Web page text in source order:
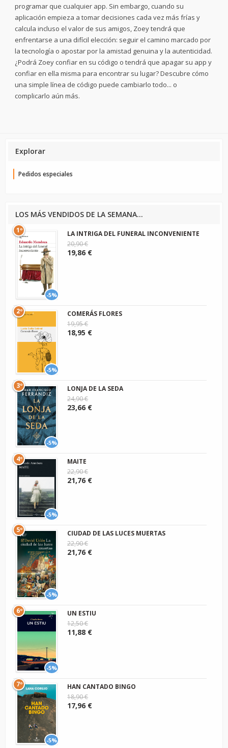
programar que cualquier app. Sin embargo, cuando su
aplicación empieza a tomar decisiones cada vez más frías y
calcula incluso el valor de sus amigos, Zoey tendrá que
enfrentarse a una difícil elección: seguir el camino marcado por
la tecnología o apostar por la amistad genuina y la autenticidad.
¿Podrá Zoey confiar en su código o tendrá que apagar su app y
confiar en ella misma para encontrar su lugar? Descubre cómo
una simple línea de código puede cambiarlo todo... o
complicarlo aún más.
Explorar
Pedidos especiales
LOS MÁS VENDIDOS DE LA SEMANA...
-5%
1º
LA INTRIGA DEL FUNERAL INCONVENIENTE
20,90 €
19,86 €
-5%
2º
COMERÁS FLORES
19,95 €
18,95 €
-5%
3º
LONJA DE LA SEDA
24,90 €
23,66 €
-5%
4º
MAITE
22,90 €
21,76 €
-5%
5º
CIUDAD DE LAS LUCES MUERTAS
22,90 €
21,76 €
-5%
6º
UN ESTIU
12,50 €
11,88 €
-5%
7º
HAN CANTADO BINGO
18,90 €
17,96 €